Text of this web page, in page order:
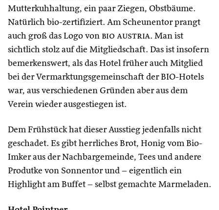
Mutterkuhhaltung, ein paar Ziegen, Obstbäume.
Natürlich bio-zertifiziert. Am Scheunentor prangt
auch groß das Logo von bio austria. Man ist
sichtlich stolz auf die Mitgliedschaft. Das ist insofern
bemerkenswert, als das Hotel früher auch Mitglied
bei der Vermarktungsgemeinschaft der BIO-Hotels
war, aus verschiedenen Gründen aber aus dem
Verein wieder ausgestiegen ist.
Dem Frühstück hat dieser Ausstieg jedenfalls nicht
geschadet. Es gibt herrliches Brot, Honig vom Bio-
Imker aus der Nachbargemeinde, Tees und andere
Produtke von Sonnentor und – eigentlich ein
Highlight am Buffet – selbst gemachte Marmeladen.